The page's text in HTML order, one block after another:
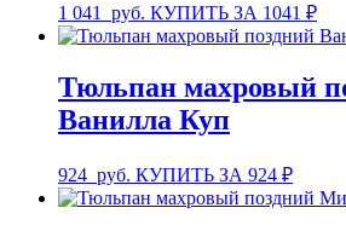
1 041 руб. КУПИТЬ ЗА 1041 ₽
Тюльпан махровый
Ванилла Куп
924 руб. КУПИТЬ ЗА 924 ₽